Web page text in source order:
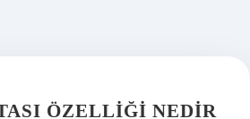
ÖZELLIĞI NEDIR